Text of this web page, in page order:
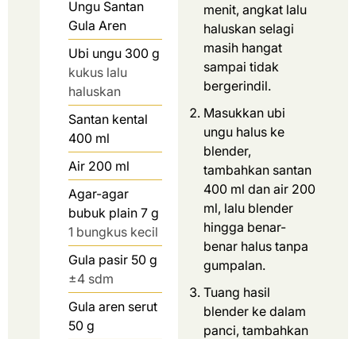
Ungu Santan
Gula Aren
Ubi ungu 300 g
kukus lalu
haluskan
Santan kental
400 ml
Air 200 ml
Agar-agar
bubuk plain 7 g
1 bungkus kecil
Gula pasir 50 g
±4 sdm
Gula aren serut
50 g
menit, angkat lalu
haluskan selagi
masih hangat
sampai tidak
bergerindil.
Masukkan ubi
ungu halus ke
blender,
tambahkan santan
400 ml dan air 200
ml, lalu blender
hingga benar-
benar halus tanpa
gumpalan.
Tuang hasil
blender ke dalam
panci, tambahkan